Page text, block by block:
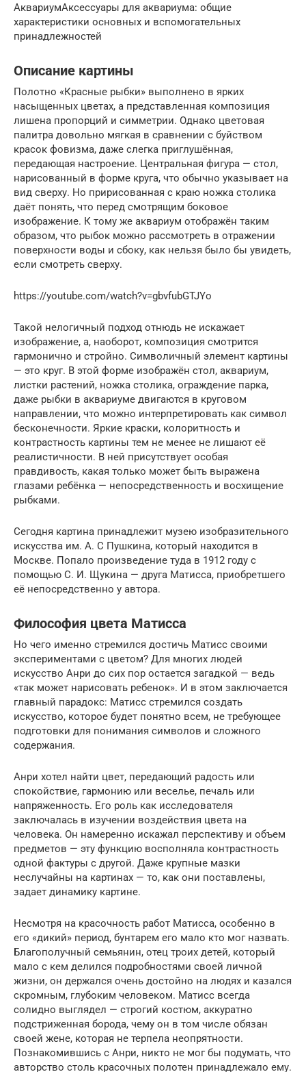
АквариумАксессуары для аквариума: общие
характеристики основных и вспомогательных
принадлежностей
Описание картины
Полотно «Красные рыбки» выполнено в ярких
насыщенных цветах, а представленная композиция
лишена пропорций и симметрии. Однако цветовая
палитра довольно мягкая в сравнении с буйством
красок фовизма, даже слегка приглушённая,
передающая настроение. Центральная фигура — стол,
нарисованный в форме круга, что обычно указывает на
вид сверху. Но пририсованная с краю ножка столика
даёт понять, что перед смотрящим боковое
изображение. К тому же аквариум отображён таким
образом, что рыбок можно рассмотреть в отражении
поверхности воды и сбоку, как нельзя было бы увидеть,
если смотреть сверху.
https://youtube.com/watch?v=gbvfubGTJYo
Такой нелогичный подход отнюдь не искажает
изображение, а, наоборот, композиция смотрится
гармонично и стройно. Символичный элемент картины
— это круг. В этой форме изображён стол, аквариум,
листки растений, ножка столика, ограждение парка,
даже рыбки в аквариуме двигаются в круговом
направлении, что можно интерпретировать как символ
бесконечности. Яркие краски, колоритность и
контрастность картины тем не менее не лишают её
реалистичности. В ней присутствует особая
правдивость, какая только может быть выражена
глазами ребёнка — непосредственность и восхищение
рыбками.
Сегодня картина принадлежит музею изобразительного
искусства им. А. С Пушкина, который находится в
Москве. Попало произведение туда в 1912 году с
помощью С. И. Щукина — друга Матисса, приобретшего
её непосредственно у автора.
Философия цвета Матисса
Но чего именно стремился достичь Матисс своими
экспериментами с цветом? Для многих людей
искусство Анри до сих пор остается загадкой — ведь
«так может нарисовать ребенок». И в этом заключается
главный парадокс: Матисс стремился создать
искусство, которое будет понятно всем, не требующее
подготовки для понимания символов и сложного
содержания.
Анри хотел найти цвет, передающий радость или
спокойствие, гармонию или веселье, печаль или
напряженность. Его роль как исследователя
заключалась в изучении воздействия цвета на
человека. Он намеренно искажал перспективу и объем
предметов — эту функцию восполняла контрастность
одной фактуры с другой. Даже крупные мазки
неслучайны на картинах — то, как они поставлены,
задает динамику картине.
Несмотря на красочность работ Матисса, особенно в
его «дикий» период, бунтарем его мало кто мог назвать.
Благополучный семьянин, отец троих детей, который
мало с кем делился подробностями своей личной
жизни, он держался очень достойно на людях и казался
скромным, глубоким человеком. Матисс всегда
солидно выглядел — строгий костюм, аккуратно
подстриженная борода, чему он в том числе обязан
своей жене, которая не терпела неопрятности.
Познакомившись с Анри, никто не мог бы подумать, что
авторство столь красочных полотен принадлежало ему.